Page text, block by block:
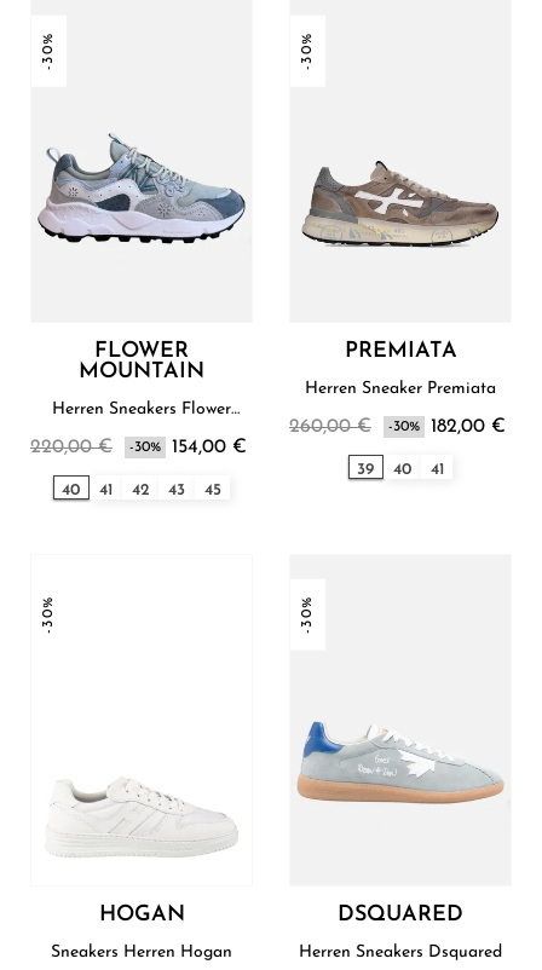
-30%
FLOWER
MOUNTAIN
Herren Sneakers Flower
220,00 € -30% 154,00 €
40 41 42 43 45
-30%
PREMIATA
Herren Sneaker Premiata
260,00 € -30% 182,00 €
39 40 41
-30%
HOGAN
Sneakers Herren Hogan
-30%
DSQUARED
Herren Sneakers Dsquared